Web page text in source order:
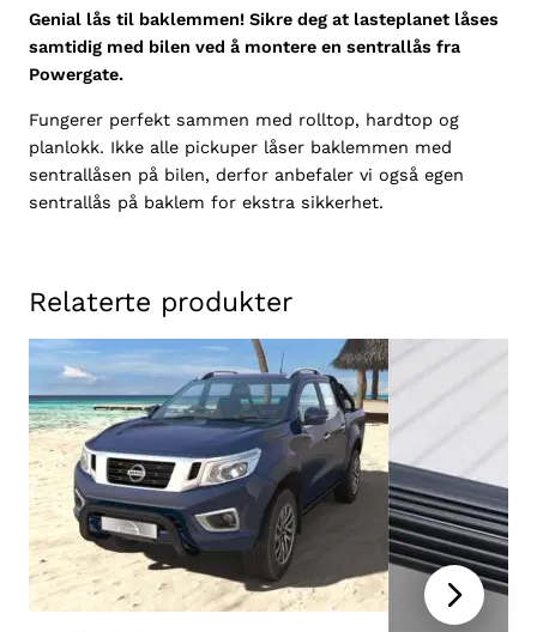
b
a
k
e
m
N
i
n
N
a
v
a
r
a
D
3
0
Genial lås til baklemmen! Sikre deg at lasteplanet låses
samtidig med bilen ved å montere en sentrallås fra
Powergate.
Fungerer perfekt sammen med rolltop, hardtop og
planlokk. Ikke alle pickuper låser baklemmen med
sentrallåsen på bilen, derfor anbefaler vi også egen
sentrallås på baklem for ekstra sikkerhet.
Relaterte produkter